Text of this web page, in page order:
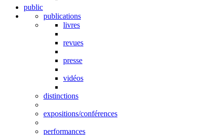
public
publications
livres
revues
presse
vidéos
distinctions
expositions/conférences
performances